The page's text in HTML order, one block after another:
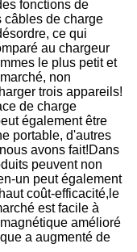
fonctions de
câbles de charge
ce qui
au chargeur
le plus petit et
non
trois appareils!
de charge
également être
portable, d'autres
avons fait!Dans
peuvent non
un peut également
coût-efficacité,le
est facile à
amélioré
a augmenté de